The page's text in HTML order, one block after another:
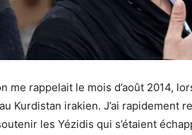
me rappelait le mois d’août 2014,
Kurdistan irakien. J’ai rapidement
les Yézidis qui s’étaient